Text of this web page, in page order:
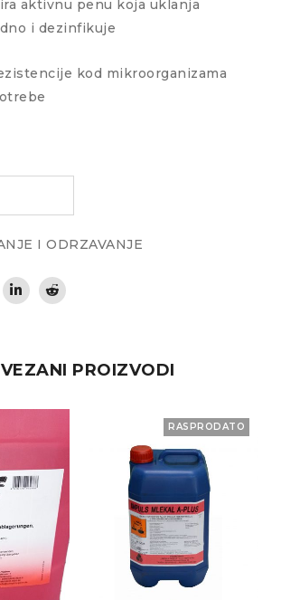
aktivnu penu koja uklanja
i dezinfikuje
kod mikroorganizama
I ODRZAVANJE
PROIZVODI
RASPRODATO